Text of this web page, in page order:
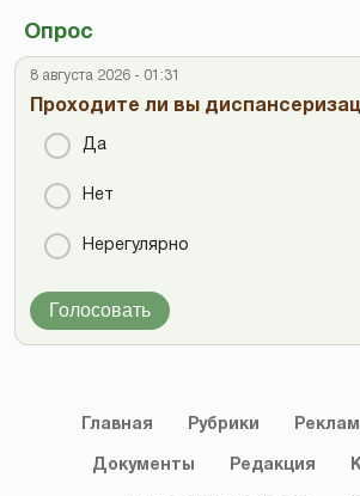
Опрос
8 августа 2026 - 01:31
Проходите ли вы
Да
Нет
Нерегулярно
Голосовать
Главная Рубрики
Документы Редакция